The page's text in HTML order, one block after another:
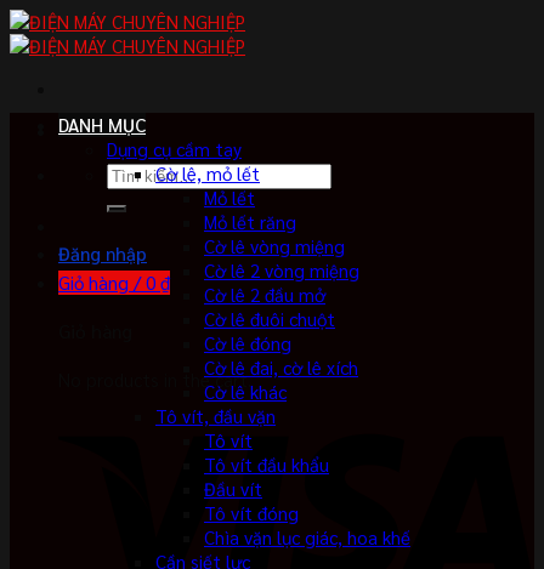
Skip
to
Tìm
kiếm:
Đăng nhập
Giỏ hàng /0 ₫
No products in the cart.
DANH MỤC
Dụng cụ cầm tay
Cờ lê, mỏ lết
Mỏ lết
Mỏ lết răng
Cờ lê vòng miệng
Cờ lê 2 vòng miệng
Cờ lê 2 đầu mở
Cờ lê đuôi chuột
Cờ lê đóng
Cờ lê đai, cờ lê xích
Cờ lê khác
Tô vít, đầu vặn
Tô vít
Tô vít đầu khẩu
Đầu vít
Tô vít đóng
Chìa vặn lục giác, hoa khế
Cần siết lực